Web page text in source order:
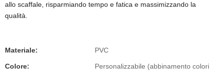
allo scaffale, risparmiando tempo e fatica e massimizzando la
qualità.
Materiale: PVC
Colore:
Personalizzabile (abbinamento colori